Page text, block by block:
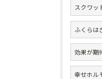
スクワッ
ふくらは
効果が期
幸せホル